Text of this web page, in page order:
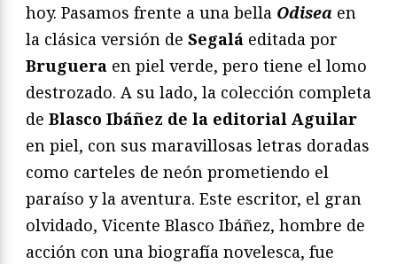
hoy. Pasamos frente a una bella Odisea en
la clásica versión de Segalá editada por
Bruguera en piel verde, pero tiene el lomo
destrozado. A su lado, la colección completa
de Blasco Ibáñez de la editorial Aguilar
en piel, con sus maravillosas letras doradas
como carteles de neón prometiendo el
paraíso y la aventura. Este escritor, el gran
olvidado, Vicente Blasco Ibáñez, hombre de
acción con una biografía novelesca, fue